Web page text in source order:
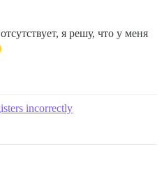
я решу, что у меня
incorrectly